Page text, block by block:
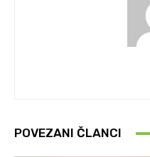
POVEZANI ČLANCI